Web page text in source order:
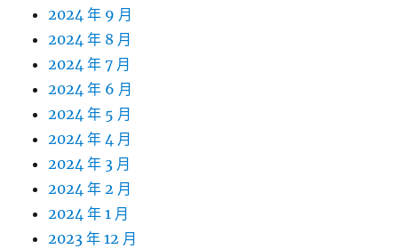
2024 年 9 月
2024 年 8 月
2024 年 7 月
2024 年 6 月
2024 年 5 月
2024 年 4 月
2024 年 3 月
2024 年 2 月
2024 年 1 月
2023 年 12 月